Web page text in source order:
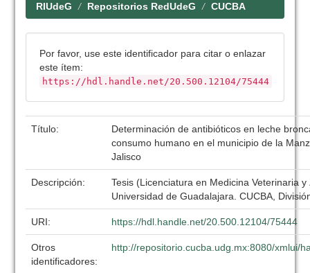
RIUdeG Repositorios RedUdeG CUCBA
Por favor, use este identificador para citar o enlazar
este ítem:
https://hdl.handle.net/20.500.12104/75444
Título:
Determinación de antibióticos en leche
consumo humano en el municipio de la
Jalisco
Descripción:
Tesis (Licenciatura en Medicina Veterinaria
Universidad de Guadalajara. CUCBA,
URI: https://hdl.handle.net/20.500.12104/75444
Otros
identificadores:
http://repositorio.cucba.udg.mx:8080/xmlui/